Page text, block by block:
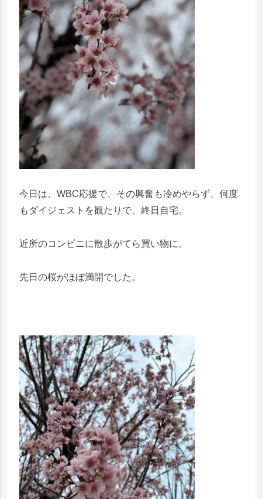
今日は、WBC応援で、その興奮も冷めやらず、何度
もダイジェストを観たりで、終日自宅。
近所のコンビニに散歩がてら買い物に。
先日の桜がほぼ満開でした。